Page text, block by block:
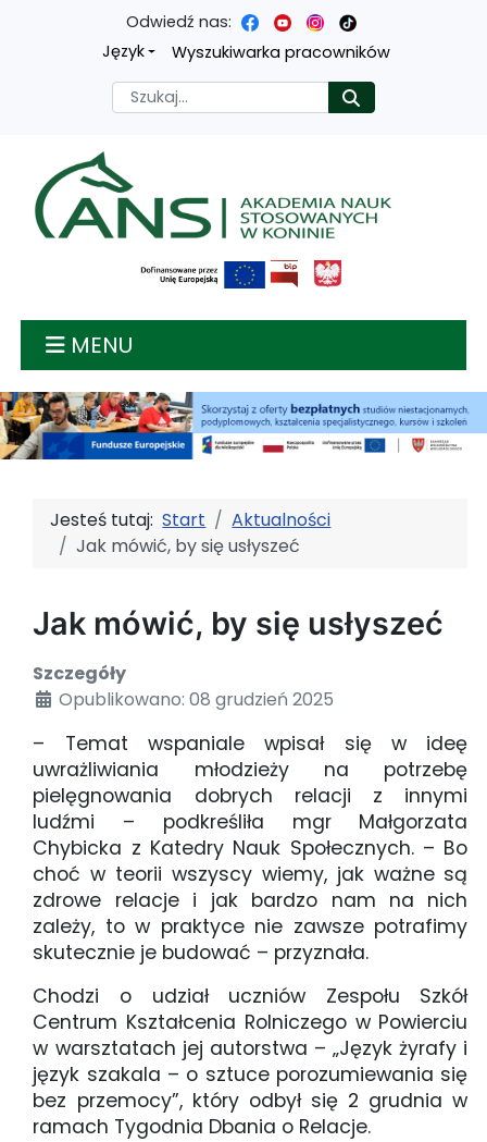
Przejdź
treści
głównej
Przejdź
menu
nawigacyjnego
Przejdź
wyszukiwarki
Przejdź
mapy
strony
Odwiedź nas:
Język
Wyszukiwarka pracowników
Szukaj
Akademia nauk
MENU
Jesteś tutaj:Start
Aktualności
Jak mówić, by się usłyszeć
Jak mówić, by się usłyszeć
Szczegóły
Opublikowano: 08 grudzień 2025
– Temat wspaniale wpisał się w ideę
uwrażliwiania młodzieży na potrzebę
pielęgnowania dobrych relacji z innymi
ludźmi – podkreśliła mgr Małgorzata
Chybicka z Katedry Nauk Społecznych. – Bo
choć w teorii wszyscy wiemy, jak ważne są
zdrowe relacje i jak bardzo nam na nich
zależy, to w praktyce nie zawsze potrafimy
skutecznie je budować – przyznała.
Chodzi o udział uczniów Zespołu Szkół
Centrum Kształcenia Rolniczego w Powierciu
w warsztatach jej autorstwa – „Język żyrafy i
język szakala – o sztuce porozumiewania się
bez przemocy”, który odbył się 2 grudnia w
ramach Tygodnia Dbania o Relacje.